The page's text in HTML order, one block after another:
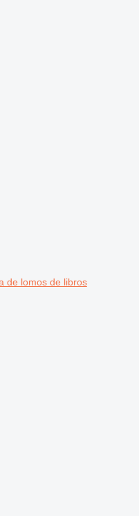
de lomos de libros